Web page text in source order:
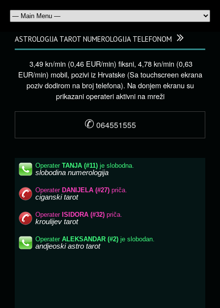
ASTROLOGIJA TAROT NUMEROLOGIJA TELEFONOM
3,49 kn/min (0,46 EUR/min) fiksni, 4,78 kn/min (0,63
EUR/min) mobil, pozivi iz Hrvatske (Sa touchscreen ekrana
poziv dodirom na broj telefona). Na donjem ekranu su
prikazani operateri aktivni na mreži
✆ 064551555